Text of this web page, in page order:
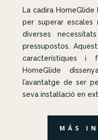
La cadira
per superar escales
diverses
pressupostos.
característiques i
HomeGlide
l’avantatge de ser
seva instal·lació en
MÁS